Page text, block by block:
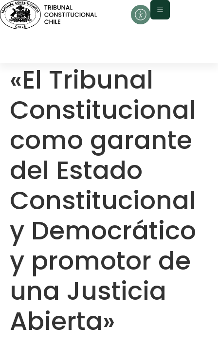
contenido
«El Tribunal
Constitucional
como garante
del Estado
Constitucional
y Democrático
y promotor de
una Justicia
Abierta»